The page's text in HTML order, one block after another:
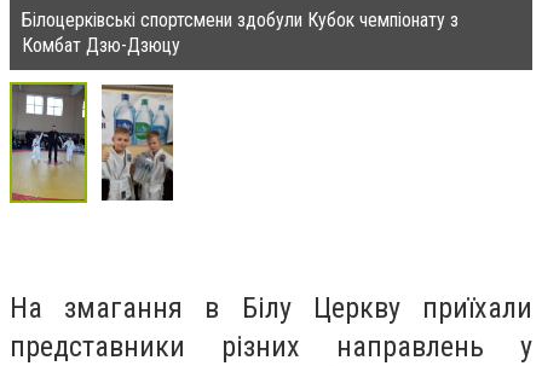
Білоцерківські спортсмени здобули Кубок чемпіонату з
Комбат Дзю-Дзюцу
На змагання в Білу Церкву приїхали
представники різних направлень у